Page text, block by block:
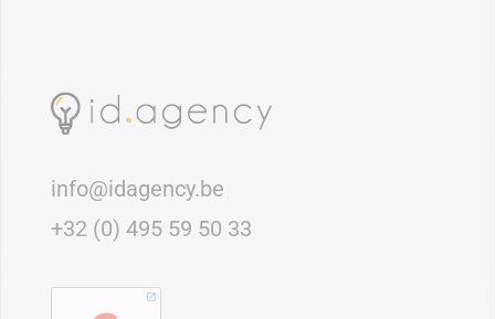
info@idagency.be
+32 (0) 495 59 50 33